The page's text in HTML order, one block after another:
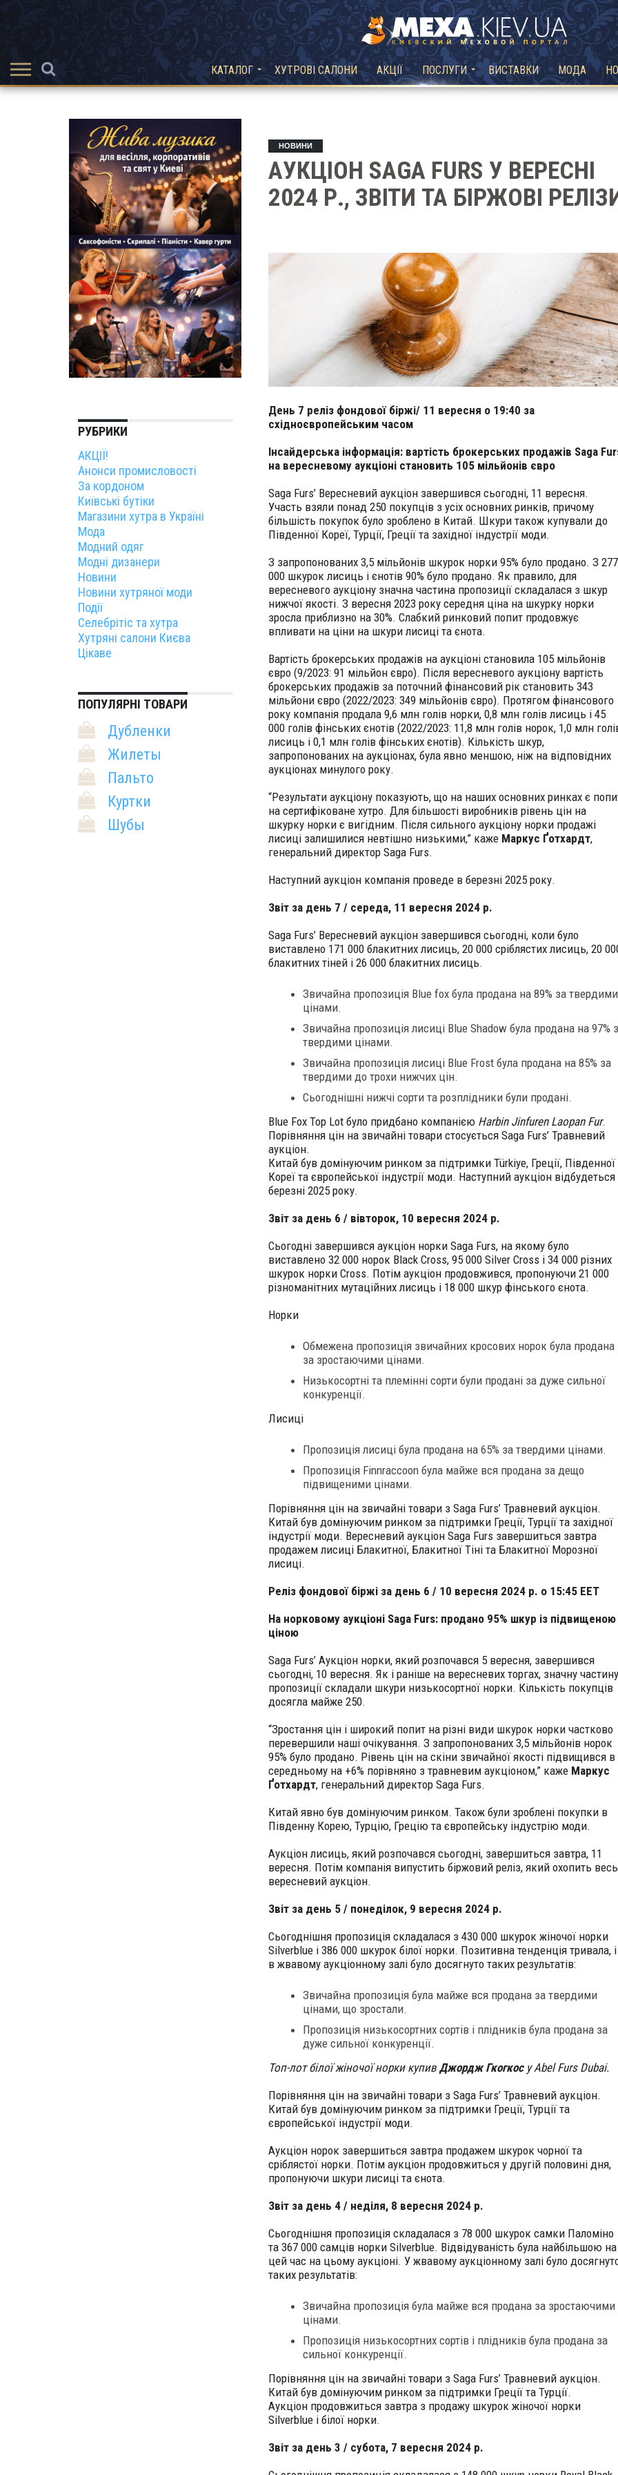
КАТАЛОГ ХУТРОВІ САЛОНИ АКЦІЇ ПОСЛУГИ ВИСТАВКИ МОДА
НОВИНИ
АУКЦІОН SAGA FURS У ВЕРЕСНІ
2024 Р., ЗВІТИ ТА БІРЖОВІ
День 7 реліз фондової біржі/ 11 вересня о 19:40 за
східноєвропейським часом
Інсайдерська інформація: вартість брокерських продажів Saga
на вересневому аукціоні становить 105 мільйонів євро
Saga Furs’ Вересневий аукціон завершився сьогодні, 11 вересня.
Участь взяли понад 250 покупців з усіх основних ринків, причому
більшість покупок було зроблено в Китай. Шкури також купували до
Південної Кореї, Турції, Греції та західної індустрії моди.
З запропонованих 3,5 мільйонів шкурок норки 95% було продано. З 277
000 шкурок лисиць і єнотів 90% було продано. Як правило, для
вересневого аукціону значна частина пропозиції складалася з шкур
нижчої якості. З вересня 2023 року середня ціна на шкурку норки
зросла приблизно на 30%. Слабкий ринковий попит продовжує
впливати на ціни на шкури лисиці та єнота.
Вартість брокерських продажів на аукціоні становила 105 мільйонів
євро (9/2023: 91 мільйон євро). Після вересневого аукціону вартість
брокерських продажів за поточний фінансовий рік становить 343
мільйони євро (2022/2023: 349 мільйонів євро). Протягом фінансового
року компанія продала 9,6 млн голів норки, 0,8 млн голів лисиць і 45
000 голів фінських єнотів (2022/2023: 11,8 млн голів норок, 1,0 млн
лисиць і 0,1 млн голів фінських єнотів). Кількість шкур,
запропонованих на аукціонах, була явно меншою, ніж на відповідних
аукціонах минулого року.
“Результати аукціону показують, що на наших основних ринках є
на сертифіковане хутро. Для більшості виробників рівень цін на
шкурку норки є вигідним. Після сильного аукціону норки продажі
лисиці залишилися невтішно низькими,” каже Маркус Ґотхардт,
генеральний директор Saga Furs.
Наступний аукціон компанія проведе в березні 2025 року.
Звіт за день 7 / середа, 11 вересня 2024 р.
Saga Furs’ Вересневий аукціон завершився сьогодні, коли було
виставлено 171 000 блакитних лисиць, 20 000 сріблястих лисиць, 20
блакитних тіней і 26 000 блакитних лисиць.
Звичайна пропозиція Blue fox була продана на 89% за твердими
цінами.
Звичайна пропозиція лисиці Blue Shadow була продана на 97%
твердими цінами.
Звичайна пропозиція лисиці Blue Frost була продана на 85% за
твердими до трохи нижчих цін.
Сьогоднішні нижчі сорти та розплідники були продані.
Blue Fox Top Lot було придбано компанією Harbin Jinfuren Laopan Fur.
Порівняння цін на звичайні товари стосується Saga Furs’ Травневий
аукціон.
Китай був домінуючим ринком за підтримки Türkiye, Греції, Південної
Кореї та європейської індустрії моди. Наступний аукціон відбудеться
березні 2025 року.
Звіт за день 6 / вівторок, 10 вересня 2024 р.
Сьогодні завершився аукціон норки Saga Furs, на якому було
виставлено 32 000 норок Black Cross, 95 000 Silver Cross і 34 000 різних
шкурок норки Cross. Потім аукціон продовжився, пропонуючи 21 000
різноманітних мутаційних лисиць і 18 000 шкур фінського єнота.
Норки
Обмежена пропозиція звичайних кросових норок була продана
за зростаючими цінами.
Низькосортні та племінні сорти були продані за дуже сильної
конкуренції.
Лисиці
Пропозиція лисиці була продана на 65% за твердими цінами.
Пропозиція Finnraccoon була майже вся продана за дещо
підвищеними цінами.
Порівняння цін на звичайні товари з Saga Furs’ Травневий аукціон.
Китай був домінуючим ринком за підтримки Греції, Турції та західної
індустрії моди. Вересневий аукціон Saga Furs завершиться завтра
продажем лисиці Блакитної, Блакитної Тіні та Блакитної Морозної
лисиці.
Реліз фондової біржі за день 6 / 10 вересня 2024 р. о 15:45 EET
На норковому аукціоні Saga Furs: продано 95% шкур із підвищеною
ціною
Saga Furs’ Аукціон норки, який розпочався 5 вересня, завершився
сьогодні, 10 вересня. Як і раніше на вересневих торгах, значну частину
пропозиції складали шкури низькосортної норки. Кількість покупців
досягла майже 250.
“Зростання цін і широкий попит на різні види шкурок норки частково
перевершили наші очікування. З запропонованих 3,5 мільйонів норок
95% було продано. Рівень цін на скіни звичайної якості підвищився в
середньому на +6% порівняно з травневим аукціоном,” каже Маркус
Ґотхардт, генеральний директор Saga Furs.
Китай явно був домінуючим ринком. Також були зроблені покупки в
Південну Корею, Турцію, Грецію та європейську індустрію моди.
Аукціон лисиць, який розпочався сьогодні, завершиться завтра, 11
вересня. Потім компанія випустить біржовий реліз, який охопить весь
вересневий аукціон.
Звіт за день 5 / понеділок, 9 вересня 2024 р.
Сьогоднішня пропозиція складалася з 430 000 шкурок жіночої норки
Silverblue і 386 000 шкурок білої норки. Позитивна тенденція тривала, і
в жвавому аукціонному залі було досягнуто таких результатів:
Звичайна пропозиція була майже вся продана за твердими
цінами, що зростали.
Пропозиція низькосортних сортів і плідників була продана за
дуже сильної конкуренції.
Топ-лот білої жіночої норки купив Джордж Гкогкосу Abel Furs Dubai.
Порівняння цін на звичайні товари з Saga Furs’ Травневий аукціон.
Китай був домінуючим ринком за підтримки Греції, Турції та
європейської індустрії моди.
Аукціон норок завершиться завтра продажем шкурок чорної та
сріблястої норки. Потім аукціон продовжиться у другій половині дня,
пропонуючи шкури лисиці та єнота.
Звіт за день 4 / неділя, 8 вересня 2024 р.
Сьогоднішня пропозиція складалася з 78 000 шкурок самки Паломіно
та 367 000 самців норки Silverblue. Відвідуваність була найбільшою на
цей час на цьому аукціоні. У жвавому аукціонному залі було
таких результатів:
Звичайна пропозиція була майже вся продана за зростаючими
цінами.
Пропозиція низькосортних сортів і плідників була продана за
сильної конкуренції.
Порівняння цін на звичайні товари з Saga Furs’ Травневий аукціон.
Китай був домінуючим ринком за підтримки Греції та Турції.
Аукціон продовжиться завтра з продажу шкурок жіночої норки
Silverblue і білої норки.
Звіт за день 3 / субота, 7 вересня 2024 р.
РУБРИКИ
АКЦІЇ!
Анонси промисловості
За кордоном
Київські бутіки
Магазини хутра в Україні
Мода
Модний одяг
Модні дизанери
Новини
Новини хутряної моди
Події
Селебрітіс та хутра
Хутряні салони Києва
Цікаве
ПОПУЛЯРНІ ТОВАРИ
Дубленки
Жилеты
Пальто
Куртки
Шубы